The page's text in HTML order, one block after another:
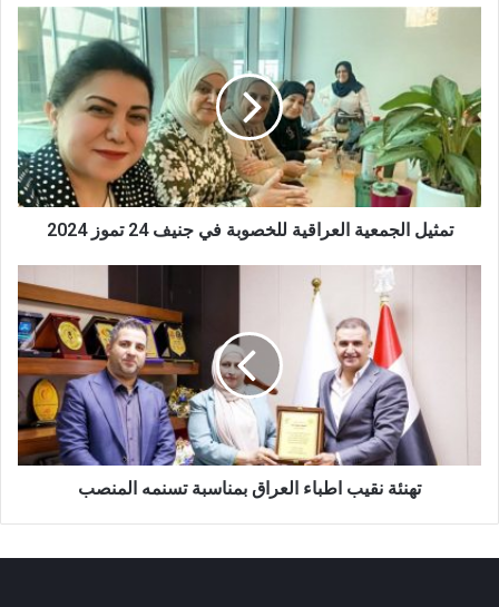
للخصوبة
في
جنيف
24
تموز
2024
تمثيل الجمعية العراقية للخصوبة في جنيف 24 تموز 2024
تهنئة نقيب اطباء العراق بمناسبة تسنمه المنصب